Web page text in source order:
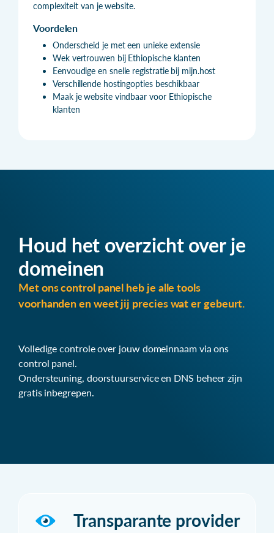
complexiteit van je website.
Voordelen
Onderscheid je met een unieke extensie
Wek vertrouwen bij Ethiopische klanten
Eenvoudige en snelle registratie bij mijn.host
Verschillende hostingopties beschikbaar
Maak je website vindbaar voor Ethiopische
klanten
Houd het overzicht over je
domeinen
Met ons control panel heb je alle tools
voorhanden en weet jij precies wat er gebeurt.
Volledige controle over jouw domeinnaam via ons
control panel.
Ondersteuning, doorstuurservice en DNS beheer zijn
gratis inbegrepen.
Transparante provider